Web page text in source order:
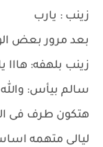
زينب : يارب
بعد مرور بعض
زينب بلهفه: هااا
سالم بيأس:
هتكون طرف فى
ليالى متهمه